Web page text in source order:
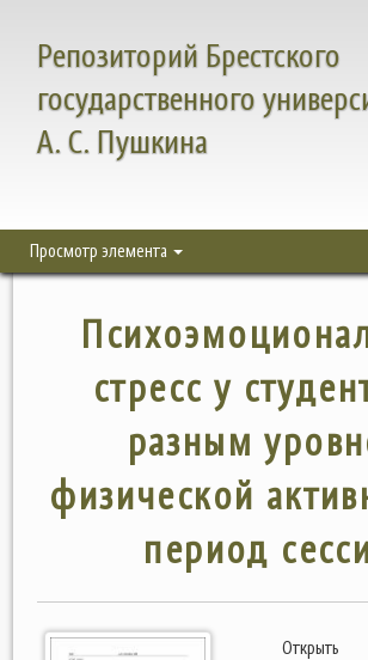
Репозиторий Брестского
государственного
А. С. Пушкина
Просмотр элемента
стресс у
разным
физической
период
Открыть